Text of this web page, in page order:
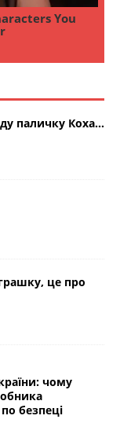
паличку Коха…
це про
чому
безпеці